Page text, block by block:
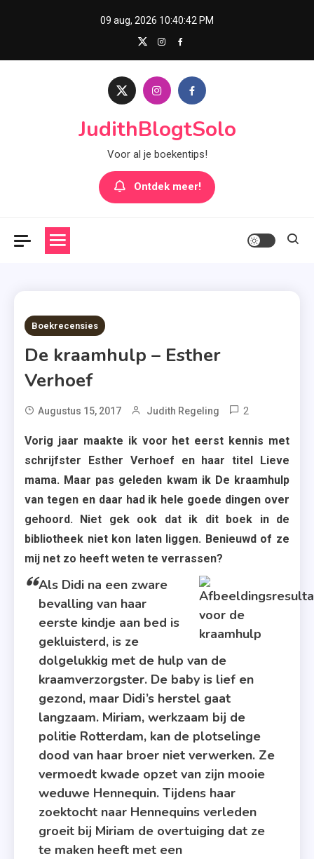
09 aug, 2026 10:40:43 PM
JudithBlogtSolo
Voor al je boekentips!
Ontdek meer!
6 MINS READ
Boekrecensies
De kraamhulp – Esther
Verhoef
Augustus 15, 2017 Judith Regeling 2
Anthos
De
Kraamhulp
Esther
Vorig jaar maakte ik voor het eerst kennis met
schrijfster Esther Verhoef en haar titel Lieve
mama. Maar pas geleden kwam ik De kraamhulp
van tegen en daar had ik hele goede dingen over
gehoord. Niet gek ook dat ik dit boek in de
bibliotheek niet kon laten liggen. Benieuwd of ze
mij net zo heeft weten te verrassen?
Als Didi na een zware
bevalling van haar
eerste kindje aan bed is
gekluisterd, is ze
dolgelukkig met de hulp van de
kraamverzorgster. De baby is lief en
gezond, maar Didi’s herstel gaat
langzaam. Miriam, werkzaam bij de
politie Rotterdam, kan de plotselinge
dood van haar broer niet verwerken. Ze
vermoedt kwade opzet van zijn mooie
weduwe Hennequin. Tijdens haar
zoektocht naar Hennequins verleden
groeit bij Miriam de overtuiging dat ze
te maken heeft met een